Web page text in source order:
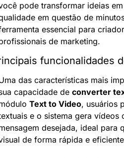
pode transformar ideias
em questão de
essencial para
de marketing.
funcionalidades
das características mais
capacidade de converter
Text to Video, usuários
e o sistema gera vídeos
desejada, ideal para
de forma rápida e